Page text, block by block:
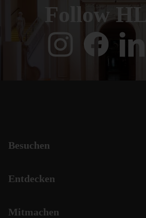
Follow
Besuchen
Entdecken
Mitmachen